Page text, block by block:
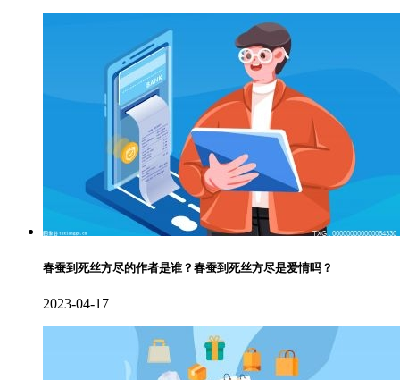
春蚕到死丝方尽的作者是谁？春蚕到死丝方尽是爱情吗？
2023-04-17